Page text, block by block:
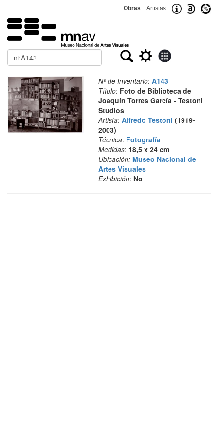
Obras Artistas
Buscar
Nº de Inventario: A143
Título: Foto de Biblioteca de
Joaquín Torres García - Testoni
Studios
Artista: Alfredo Testoni (1919-
2003)
Técnica: Fotografía
Medidas: 18,5 x 24 cm
Ubicación: Museo Nacional de
Artes Visuales
Exhibición: No